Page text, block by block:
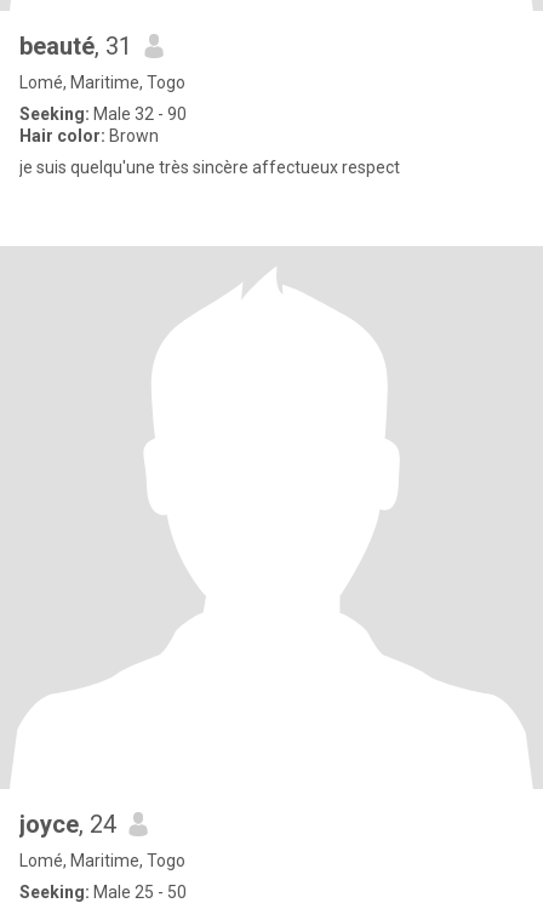
beauté, 31
Lomé, Maritime, Togo
Seeking: Male 32 - 90
Hair color: Brown
je suis quelqu'une très sincère affectueux respect
joyce, 24
Lomé, Maritime, Togo
Seeking: Male 25 - 50